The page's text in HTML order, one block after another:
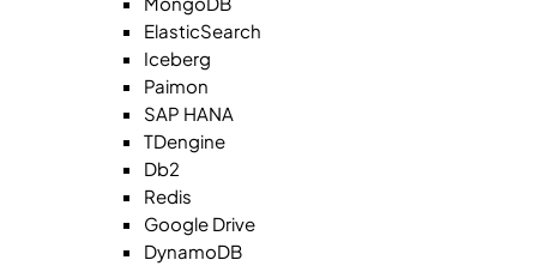
ElasticSearch
Iceberg
Paimon
SAP HANA
TDengine
Db2
Redis
Google Drive
DynamoDB